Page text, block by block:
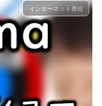
インターネット番組